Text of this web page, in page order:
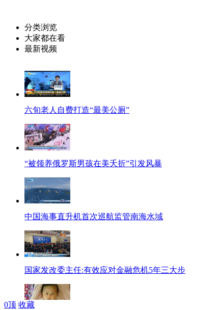
分类浏览
大家都在看
最新视频
六旬老人自费打造“最美公厕”
“被领养俄罗斯男孩在美夭折”引发风暴
中国海事直升机首次巡航监管南海水域
国家发改委主任:有效应对金融危机5年三大步
0顶 收藏